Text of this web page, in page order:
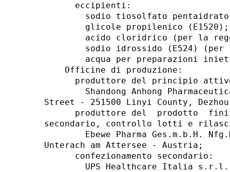
      eccipienti:
sodio tiosolfato
glicole propilenico
acido cloridrico (per la
sodio idrossido (E524)
acqua per preparazioni
    Officine di produzione:
produttore del principio
Shandong Anhong
Street - 251500 Linyi County,
produttore del  prodotto
secondario, controllo lotti e
Ebewe Pharma Ges.m.b.H.
Unterach am Attersee - Austria;
      confezionamento secondario:
UPS Healthcare Italia